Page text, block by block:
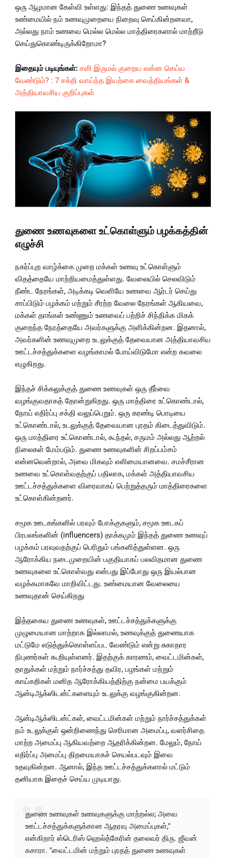
ஒரு ஆழமான கேள்வி உள்ளது: இந்தத் துணை உணவுகள்
உண்மையில் நம் உணவுமுறையை நிறைவு செய்கின்றனவா,
அல்லது நாம் உணவை மெல்ல மெல்ல மாத்திரைகளால் மாற்றீடு
செய்துகொண்டிருக்கிறோமா?
இதையும் படியுங்கள்: சளி இருமல் குறைய என்ன செய்ய
வேண்டும்? : 7 சக்தி வாய்ந்த இயற்கை வைத்தியங்கள் &
அத்தியாவசிய குறிப்புகள்
துணை உணவுகளை உட்கொள்ளும் பழக்கத்தின்
எழுச்சி
நகர்ப்புற வாழ்க்கை முறை மக்கள் உணவு உட்கொள்ளும்
விதத்தையே மாற்றியமைத்துள்ளது. வேலையில் செலவிடும்
நீண்ட நேரங்கள், அடிக்கடி வெளியே உணவை ஆர்டர் செய்து
சாப்பிடும் பழக்கம் மற்றும் சீரற்ற வேலை நேரங்கள் ஆகியவை,
மக்கள் தாங்கள் உண்ணும் உணவைப் பற்றிச் சிந்திக்க மிகக்
குறைந்த நேரத்தையே அவர்களுக்கு அளிக்கின்றன. இதனால்,
அவர்களின் உணவுமுறை உடலுக்குத் தேவையான அத்தியாவசிய
ஊட்டச்சத்துக்களை வழங்காமல் போய்விடுமோ என்ற கவலை
எழுகிறது.
இந்தச் சிக்கலுக்குத் துணை உணவுகள் ஒரு தீர்வை
வழங்குவதாகத் தோன்றுகிறது. ஒரு மாத்திரை உட்கொண்டால்,
நோய் எதிர்ப்பு சக்தி வலுப்பெறும். ஒரு கரண்டி பொடியை
உட்கொண்டால், உடலுக்குத் தேவையான புரதம் கிடைத்துவிடும்.
ஒரு மாத்திரை உட்கொண்டால், கூந்தல், சருமம் அல்லது ஆற்றல்
நிலைகள் மேம்படும். துணை உணவுகளின் சிறப்பம்சம்
என்னவென்றால், அவை மிகவும் எளிமையானவை. சமச்சீரான
உணவை உட்கொள்வதற்குப் பதிலாக, மக்கள் அத்தியாவசிய
ஊட்டச்சத்துக்களை விரைவாகப் பெற்றுத்தரும் மாத்திரைகளை
உட்கொள்கின்றனர்.
சமூக ஊடகங்களில் பரவும் போக்குகளும், சமூக ஊடகப்
பிரபலங்களின் (influencers) தாக்கமும் இந்தத் துணை உணவுப்
பழக்கம் பரவுவதற்குப் பெரிதும் பங்களித்துள்ளன. ஒரு
ஆரோக்கிய நடைமுறையின் பகுதியாகப் பலவிதமான துணை
உணவுகளை உட்கொள்வது என்பது இப்போது ஒரு இயல்பான
வழக்கமாகவே மாறிவிட்டது. உண்மையான வேலையை
உணவுதான் செய்கிறது
இத்தகைய துணை உணவுகள், ஊட்டச்சத்துக்களுக்கு
முழுமையான மாற்றாக இல்லாமல், உணவுக்குத் துணையாக
மட்டுமே எடுத்துக்கொள்ளப்பட வேண்டும் என்று சுகாதார
நிபுணர்கள் கூறியுள்ளனர். இதற்குக் காரணம், வைட்டமின்கள்,
தாதுக்கள் மற்றும் நார்ச்சத்து தவிர, பழங்கள் மற்றும்
காய்கறிகள் மனித ஆரோக்கியத்திற்கு நன்மை பயக்கும்
ஆன்டிஆக்ஸிடன்ட்களையும் உடலுக்கு வழங்குகின்றன.
ஆன்டிஆக்ஸிடன்ட்கள், வைட்டமின்கள் மற்றும் நார்ச்சத்துக்கள்
நம் உடலுக்குள் ஒன்றிணைந்து செரிமான அமைப்பு, வளர்சிதை
மாற்ற அமைப்பு ஆகியவற்றை ஆதரிக்கின்றன. மேலும், நோய்
எதிர்ப்பு அமைப்பு திறமையாகச் செயல்படவும் இவை
உதவுகின்றன. ஆனால், இந்த ஊட்டச்சத்துக்களால் மட்டும்
தனியாக இதைச் செய்ய முடியாது.
துணை உணவுகள் உணவுகளுக்கு மாற்றல்ல; அவை
ஊட்டச்சத்துக்களுக்கான ஆதரவு அமைப்புகள்,"
என்கிறார் ஸ்டெரிஸ் ஹெல்த்கேரின் தலைவர் திரு. ஜீவன்
கசாரா. "வைட்டமின் மற்றும் புரதத் துணை உணவுகள்